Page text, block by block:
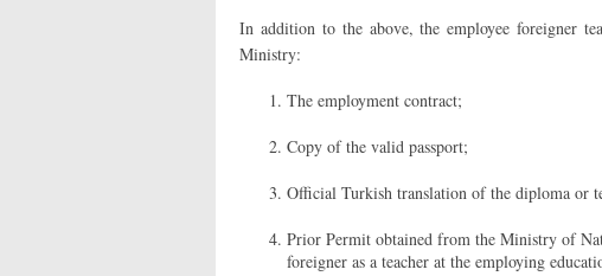
In addition to the above, the employee foreigner
Ministry:
The employment contract;
Copy of the valid passport;
Official Turkish translation of the diploma or
Prior Permit obtained from the Ministry of
foreigner as a teacher at the employing